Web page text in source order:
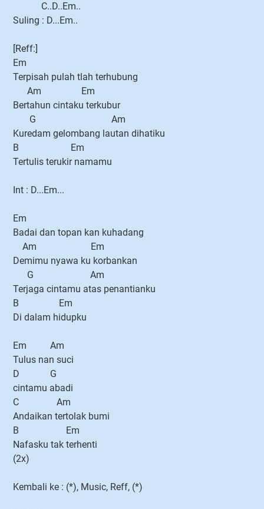
C..D..Em..
Suling : D...Em..
[Reff:]
Em
Terpisah pulah tlah terhubung
Am Em
Bertahun cintaku terkubur
G Am
Kuredam gelombang lautan dihatiku
B Em
Tertulis terukir namamu
Int : D...Em...
Em
Badai dan topan kan kuhadang
Am Em
Demimu nyawa ku korbankan
G Am
Terjaga cintamu atas penantianku
B Em
Di dalam hidupku
Em Am
Tulus nan suci
D G
cintamu abadi
C Am
Andaikan tertolak bumi
B Em
Nafasku tak terhenti
(2x)
Kembali ke : (*), Music, Reff, (*)